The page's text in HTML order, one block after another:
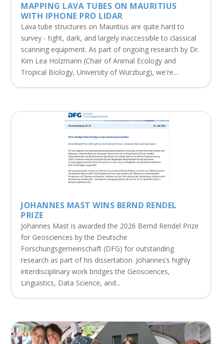
MAPPING LAVA TUBES ON MAURITIUS
WITH IPHONE PRO LIDAR
Lava tube structures on Mauritius are quite hard to
survey - tight, dark, and largely inaccessible to classical
scanning equipment. As part of ongoing research by Dr.
Kim Lea Holzmann (Chair of Animal Ecology and
Tropical Biology, University of Würzburg), we're...
JOHANNES MAST WINS BERND RENDEL
PRIZE
Johannes Mast is awarded the 2026 Bernd Rendel Prize
for Geosciences by the Deutsche
Forschungsgemeinschaft (DFG) for outstanding
research as part of his dissertation. Johannes’s highly
interdisciplinary work bridges the Geosciences,
Linguistics, Data Science, and...